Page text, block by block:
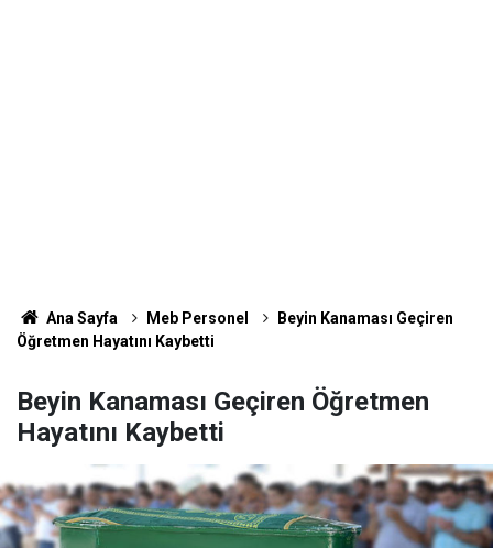
Ana Sayfa Meb Personel
Beyin Kanaması Geçiren
Öğretmen Hayatını Kaybetti
Beyin Kanaması Geçiren Öğretmen
Hayatını Kaybetti